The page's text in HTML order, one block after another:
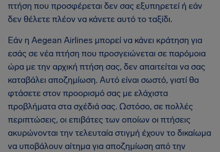
πτήση που προσφέρεται δεν σας εξυπηρετεί ή εάν
δεν θέλετε πλέον να κάνετε αυτό το ταξίδι.
Εάν η Aegean Airlines μπορεί να κάνει κράτηση για
εσάς σε νέα πτήση που προσγειώνεται σε παρόμοια
ώρα με την αρχική πτήση σας, δεν απαιτείται να σας
καταβάλει αποζημίωση. Αυτό είναι σωστό, γιατί θα
φτάσετε στον προορισμό σας με ελάχιστα
προβλήματα στα σχέδιά σας. Ωστόσο, σε πολλές
περιπτώσεις, οι επιβάτες των οποίων οι πτήσεις
ακυρώνονται την τελευταία στιγμή έχουν το δικαίωμα
να υποβάλουν αίτημα για αποζημίωση από την